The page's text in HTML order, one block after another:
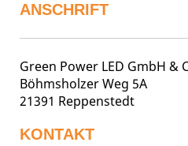
ANSCHRIFT
Green Power LED GmbH &
Böhmsholzer Weg 5A
21391 Reppenstedt
KONTAKT